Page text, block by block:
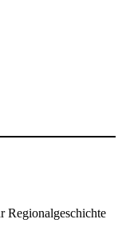
Regionalgeschichte